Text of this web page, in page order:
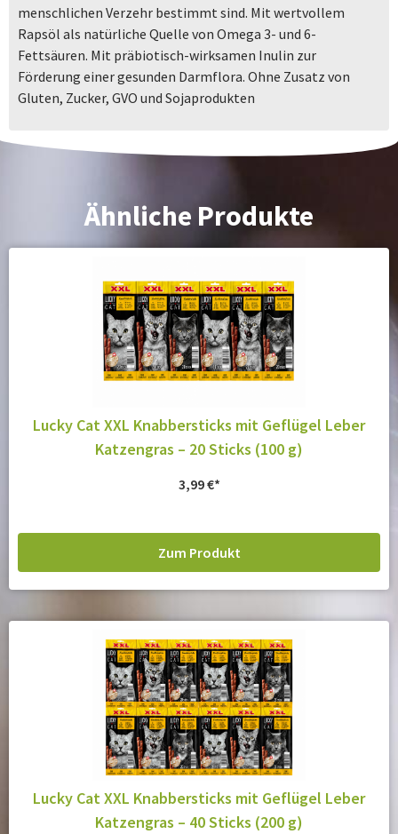
menschlichen Verzehr bestimmt sind. Mit wertvollem
Rapsöl als natürliche Quelle von Omega 3- und 6-
Fettsäuren. Mit präbiotisch-wirksamen Inulin zur
Förderung einer gesunden Darmflora. Ohne Zusatz von
Gluten, Zucker, GVO und Sojaprodukten
Ähnliche Produkte
Lucky Cat XXL Knabbersticks mit Geflügel Leber
Katzengras – 20 Sticks (100 g)
3,99€
Zum Produkt
Lucky Cat XXL Knabbersticks mit Geflügel Leber
Katzengras – 40 Sticks (200 g)